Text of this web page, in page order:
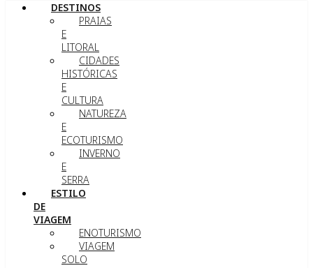
DESTINOS
PRAIAS
E
LITORAL
CIDADES
HISTÓRICAS
E
CULTURA
NATUREZA
E
ECOTURISMO
INVERNO
E
SERRA
ESTILO
DE
VIAGEM
ENOTURISMO
VIAGEM
SOLO